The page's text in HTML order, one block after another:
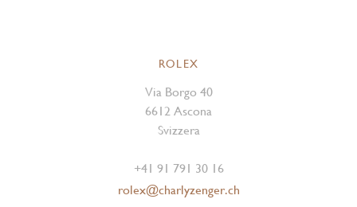
ROLEX
Via Borgo 40
6612 Ascona
Svizzera
+41 91 791 30 16
rolex@charlyzenger.ch